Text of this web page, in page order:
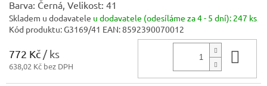
Barva: Černá, Velikost: 41
Skladem u dodavatele u dodavatele (odesíláme za 4 - 5 dní): 247 ks
Kód produktu:G3169/41 EAN:8592390070012
772 Kč / ks
638,02 Kč bez DPH